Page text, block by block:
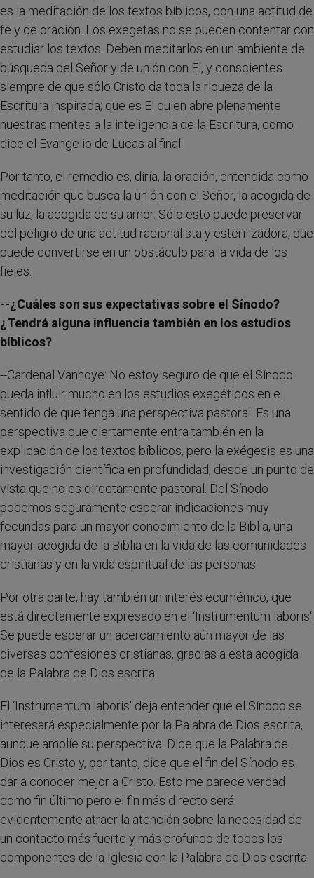
es la meditación de los textos bíblicos, con una actitud de
fe y de oración. Los exegetas no se pueden contentar con
estudiar los textos. Deben meditarlos en un ambiente de
búsqueda del Señor y de unión con El, y conscientes
siempre de que sólo Cristo da toda la riqueza de la
Escritura inspirada; que es El quien abre plenamente
nuestras mentes a la inteligencia de la Escritura, como
dice el Evangelio de Lucas al final.
Por tanto, el remedio es, diría, la oración, entendida como
meditación que busca la unión con el Señor, la acogida de
su luz, la acogida de su amor. Sólo esto puede preservar
del peligro de una actitud racionalista y esterilizadora, que
puede convertirse en un obstáculo para la vida de los
fieles.
--¿Cuáles son sus expectativas sobre el Sínodo?
¿Tendrá alguna influencia también en los estudios
bíblicos?
--Cardenal Vanhoye: No estoy seguro de que el Sínodo
pueda influir mucho en los estudios exegéticos en el
sentido de que tenga una perspectiva pastoral. Es una
perspectiva que ciertamente entra también en la
explicación de los textos bíblicos, pero la exégesis es una
investigación científica en profundidad, desde un punto de
vista que no es directamente pastoral. Del Sínodo
podemos seguramente esperar indicaciones muy
fecundas para un mayor conocimiento de la Biblia, una
mayor acogida de la Biblia en la vida de las comunidades
cristianas y en la vida espiritual de las personas.
Por otra parte, hay también un interés ecuménico, que
está directamente expresado en el ‘Instrumentum laboris'.
Se puede esperar un acercamiento aún mayor de las
diversas confesiones cristianas, gracias a esta acogida
de la Palabra de Dios escrita.
El ‘Instrumentum laboris' deja entender que el Sínodo se
interesará especialmente por la Palabra de Dios escrita,
aunque amplíe su perspectiva. Dice que la Palabra de
Dios es Cristo y, por tanto, dice que el fin del Sínodo es
dar a conocer mejor a Cristo. Esto me parece verdad
como fin último pero el fin más directo será
evidentemente atraer la atención sobre la necesidad de
un contacto más fuerte y más profundo de todos los
componentes de la Iglesia con la Palabra de Dios escrita.